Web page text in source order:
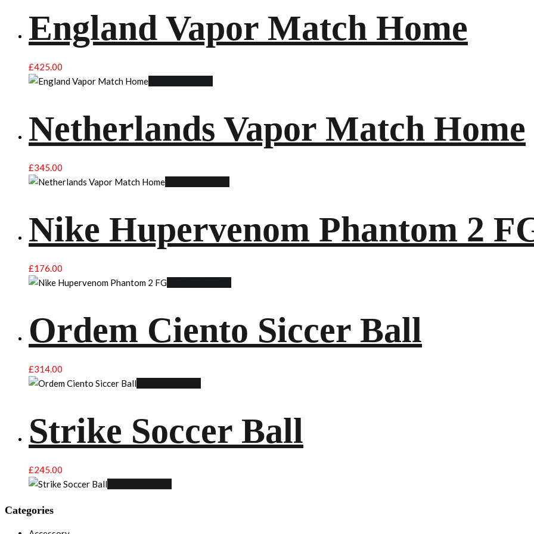
England Vapor Match Home
£425.00
Netherlands Vapor Match Home
£345.00
Nike Hupervenom Phantom 2
£176.00
Ordem Ciento Siccer Ball
£314.00
Strike Soccer Ball
£245.00
Categories